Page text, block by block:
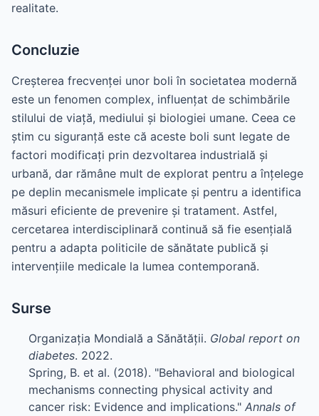
realitate.
Concluzie
Creșterea frecvenței unor boli în societatea modernă
este un fenomen complex, influențat de schimbările
stilului de viață, mediului și biologiei umane. Ceea ce
știm cu siguranță este că aceste boli sunt legate de
factori modificați prin dezvoltarea industrială și
urbană, dar rămâne mult de explorat pentru a înțelege
pe deplin mecanismele implicate și pentru a identifica
măsuri eficiente de prevenire și tratament. Astfel,
cercetarea interdisciplinară continuă să fie esențială
pentru a adapta politicile de sănătate publică și
intervențiile medicale la lumea contemporană.
Surse
Organizația Mondială a Sănătății. Global report on
diabetes. 2022.
Spring, B. et al. (2018). "Behavioral and biological
mechanisms connecting physical activity and
cancer risk: Evidence and implications." Annals of